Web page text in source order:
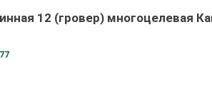
12 (гровер) многоцелевая